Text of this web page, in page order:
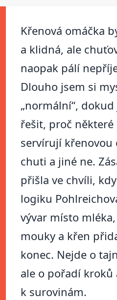
Křenová omáčka
a klidná, ale
naopak pálí
Dlouho jsem si
„normální“,
řešit, proč některé
servírují křenovou
chuti a jiné ne.
přišla ve chvíli,
logiku
vývar místo
mouky a křen
konec. Nejde o
ale o pořadí kroků
k surovinám.